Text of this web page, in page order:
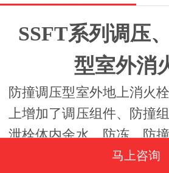
SSFT系列调压
型室外消
防撞调压型室外地上消火
上增加了调压组件、防撞
泄栓体内余水、防冻、防
尤为适用于石油、化工、
马上咨询